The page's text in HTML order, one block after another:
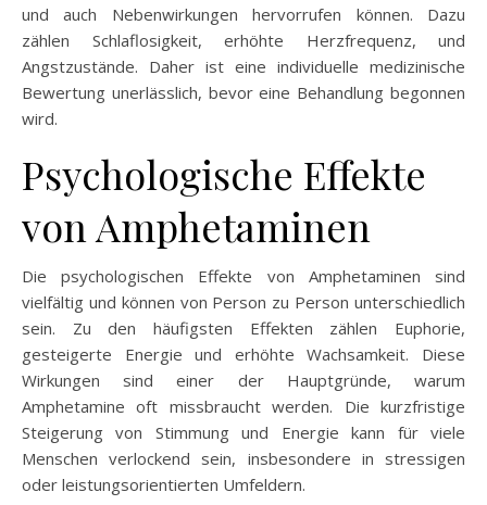
und auch Nebenwirkungen hervorrufen können. Dazu
zählen Schlaflosigkeit, erhöhte Herzfrequenz, und
Angstzustände. Daher ist eine individuelle medizinische
Bewertung unerlässlich, bevor eine Behandlung begonnen
wird.
Psychologische Effekte
von Amphetaminen
Die psychologischen Effekte von Amphetaminen sind
vielfältig und können von Person zu Person unterschiedlich
sein. Zu den häufigsten Effekten zählen Euphorie,
gesteigerte Energie und erhöhte Wachsamkeit. Diese
Wirkungen sind einer der Hauptgründe, warum
Amphetamine oft missbraucht werden. Die kurzfristige
Steigerung von Stimmung und Energie kann für viele
Menschen verlockend sein, insbesondere in stressigen
oder leistungsorientierten Umfeldern.